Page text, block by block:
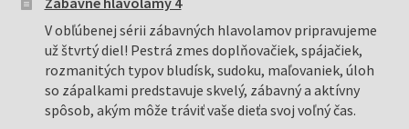
V obľúbenej sérii zábavných hlavolamov pripravujeme
už štvrtý diel! Pestrá zmes doplňovačiek, spájačiek,
rozmanitých typov bludísk, sudoku, maľovaniek, úloh
so zápalkami predstavuje skvelý, zábavný a aktívny
spôsob, akým môže tráviť vaše dieťa svoj voľný čas.